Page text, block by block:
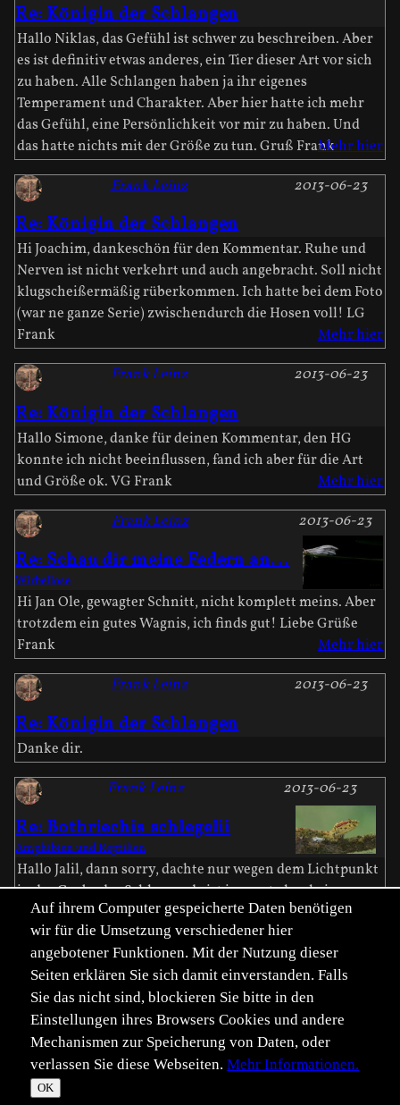
Re: Königin der Schlangen
Hallo Niklas, das Gefühl ist schwer zu beschreiben. Aber
es ist definitiv etwas anderes, ein Tier dieser Art vor sich
zu haben. Alle Schlangen haben ja ihr eigenes
Temperament und Charakter. Aber hier hatte ich mehr
das Gefühl, eine Persönlichkeit vor mir zu haben. Und
das hatte nichts mit der Größe zu tun. Gruß FrankMehr hier
Re: Königin der Schlangen
2013-06-23
Frank Leinz
Hi Joachim, dankeschön für den Kommentar. Ruhe und
Nerven ist nicht verkehrt und auch angebracht. Soll nicht
klugscheißermäßig rüberkommen. Ich hatte bei dem Foto
(war ne ganze Serie) zwischendurch die Hosen voll! LG
Frank
Mehr hier
Re: Königin der Schlangen
2013-06-23
Frank Leinz
Hallo Simone, danke für deinen Kommentar, den HG
konnte ich nicht beeinflussen, fand ich aber für die Art
und Größe ok. VG Frank
Mehr hier
Re: Schau dir meine Federn an...
2013-06-23
Frank Leinz
Wirbellose
Hi Jan Ole, gewagter Schnitt, nicht komplett meins. Aber
trotzdem ein gutes Wagnis, ich finds gut! Liebe Grüße
Frank
Mehr hier
Re: Königin der Schlangen
2013-06-23
Frank Leinz
Danke dir.
Re: Bothriechis schlegelii
2013-06-23
Frank Leinz
Amphibien und Reptilien
Hallo Jalil, dann sorry, dachte nur wegen dem Lichtpunkt
in der Grube der Schlange, da ist ja sonst eher keine
Spiegelung. War nicht böse gemeint. Liebe Grüße, Frank
Mehr hier
Re: Königin der Schlangen
2013-06-23
Frank Leinz
Hi Niklas, danke für deinen Kommentar. Aber keine
Angst, habe auch nach über 20 Jahren noch den gleichen
Grundsatz! Wenn's giftig ist (egal was), Respekt, aber
keine Angst. Das Foto hier war mit 150 mm bestimmt
Auf ihrem Computer gespeicherte Daten benötigen
wir für die Umsetzung verschiedener hier
angebotener Funktionen. Mit der Nutzung dieser
Seiten erklären Sie sich damit einverstanden. Falls
Sie das nicht sind, blockieren Sie bitte in den
Einstellungen ihres Browsers Cookies und andere
Mechanismen zur Speicherung von Daten, oder
verlassen Sie diese Webseiten. Mehr Informationen.
OK